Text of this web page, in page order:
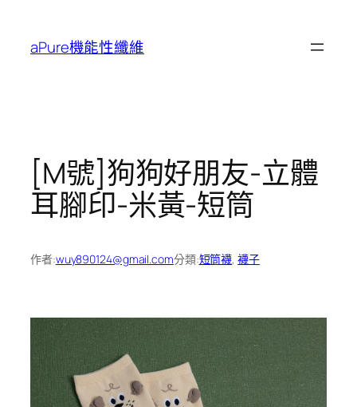
aPure機能性纖維
[M號]狗狗好朋友-立體
耳腳印-米黃-短筒
作者:wuy890124@gmail.com分類:短筒襪, 襪子